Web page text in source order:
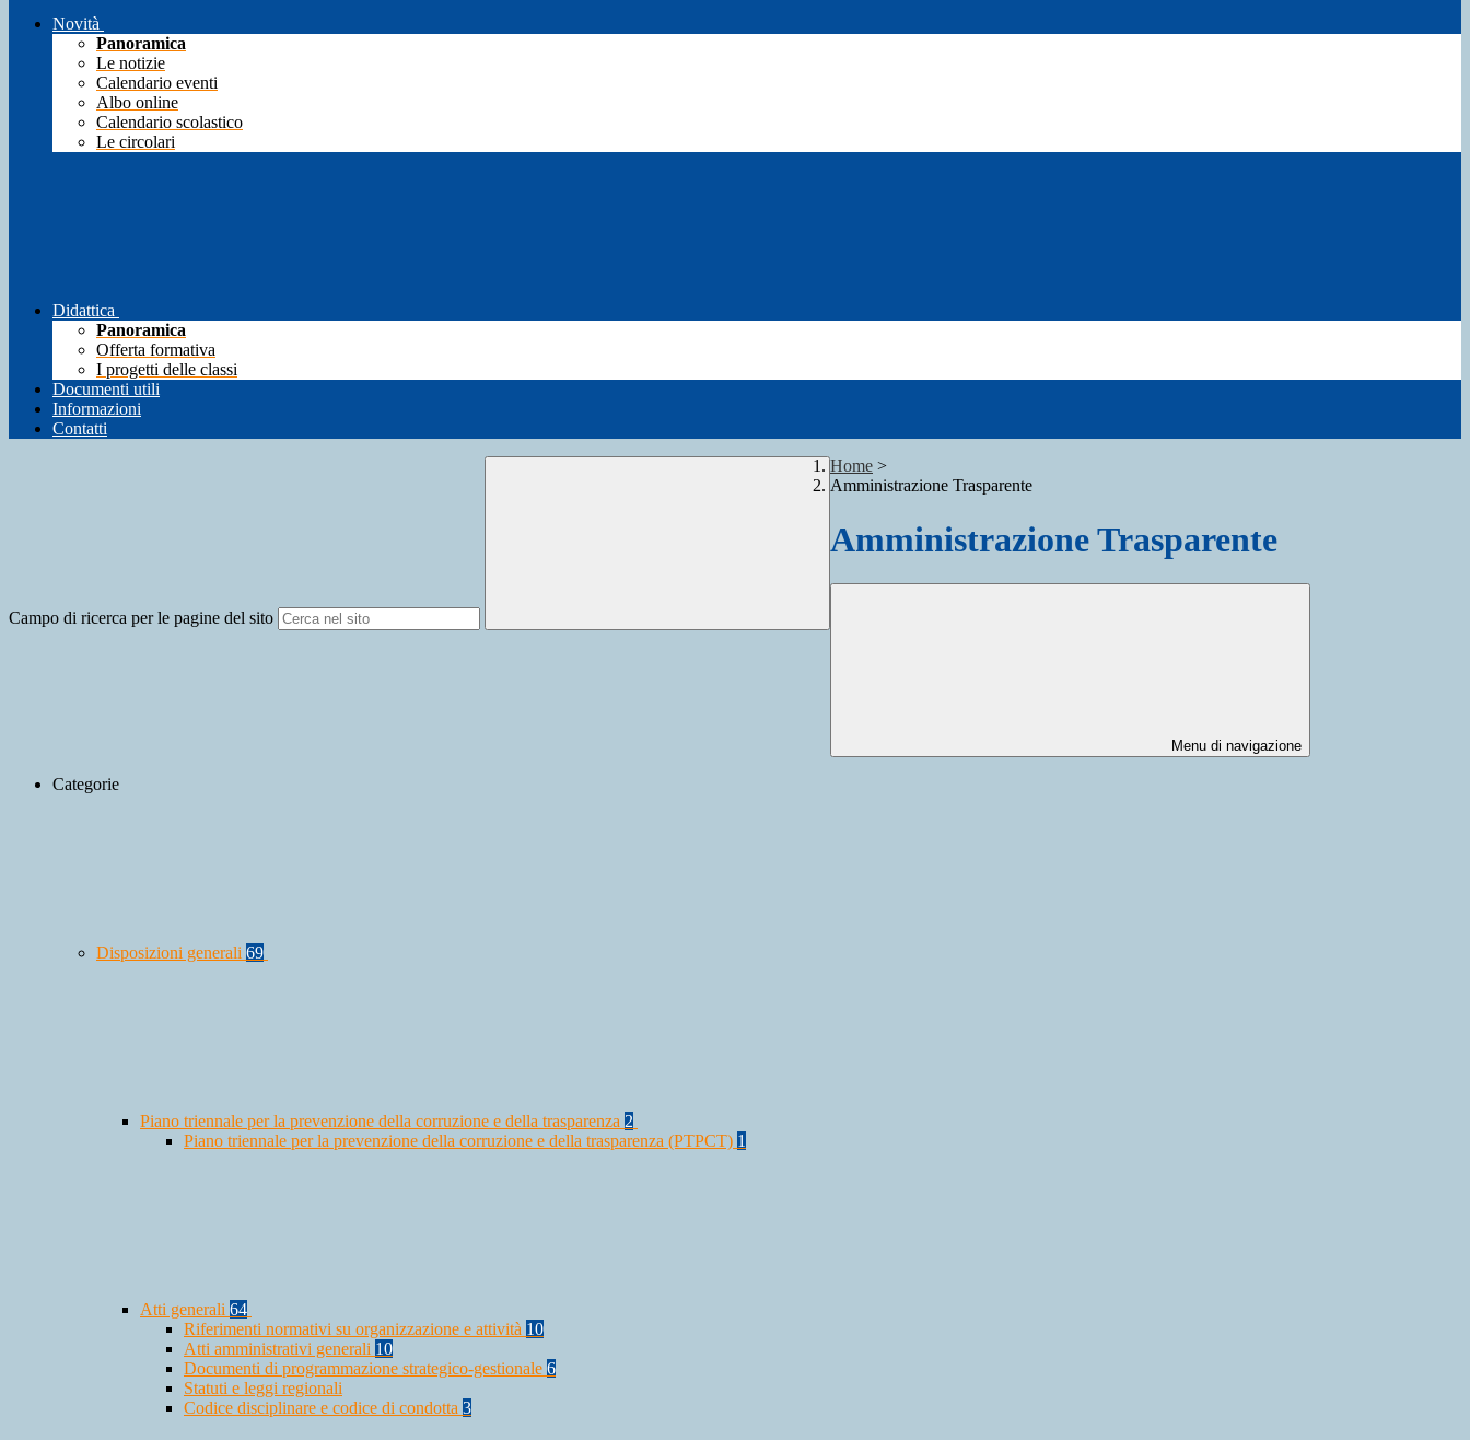
Novità
Panoramica
Le notizie
Calendario eventi
Albo online
Calendario scolastico
Le circolari
Didattica
Panoramica
Offerta formativa
I progetti delle classi
Documenti utili
Informazioni
Contatti
Campo di ricerca per le pagine del sito
Home >
Amministrazione Trasparente
Amministrazione Trasparente
Menu di navigazione
Categorie
Disposizioni generali 69
Piano triennale per la prevenzione della corruzione e della trasparenza 2
Piano triennale per la prevenzione della corruzione e della trasparenza (PTPCT) 1
Atti generali 64
Riferimenti normativi su organizzazione e attività 10
Atti amministrativi generali 10
Documenti di programmazione strategico-gestionale 6
Statuti e leggi regionali
Codice disciplinare e codice di condotta 3